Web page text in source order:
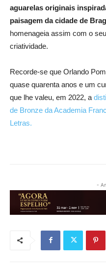
aguarelas originais
paisagem da cidade de
homenageia assim com o
criatividade.
Recorde-se que Orlando
quase quarenta anos e um
que lhe valeu, em 2022, a
de Bronze da Academia
Letras.
-